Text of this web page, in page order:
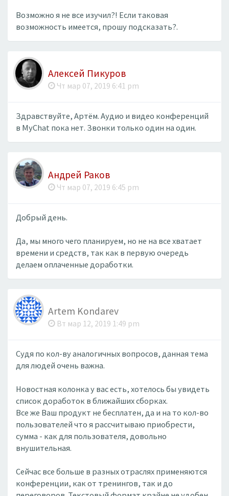
Возможно я не все изучил?! Если таковая
возможность имеется, прошу подсказать?.
Алексей Пикуров
Чт мар 07, 2019 6:41 pm
Здравствуйте, Артём. Аудио и видео конференций
в MyChat пока нет. Звонки только один на один.
Андрей Раков
Чт мар 07, 2019 6:45 pm
Добрый день.
Да, мы много чего планируем, но не на все хватает
времени и средств, так как в первую очередь
делаем оплаченные доработки.
Artem Kondarev
Вт мар 12, 2019 1:49 pm
Судя по кол-ву аналогичных вопросов, данная тема
для людей очень важна.
Новостная колонка у вас есть, хотелось бы увидеть
список доработок в ближайших сборках.
Все же Ваш продукт не бесплатен, да и на то кол-во
пользователей что я рассчитываю приобрести,
сумма - как для пользователя, довольно
внушительная.
Сейчас все больше в разных отраслях применяются
конференции, как от тренингов, так и до